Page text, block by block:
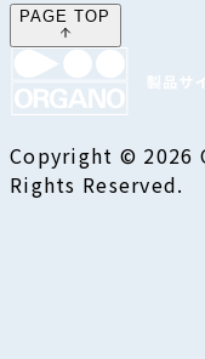
PAGE TOP
Copyright © 2026
Rights Reserved.